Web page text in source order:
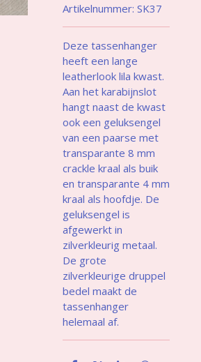
Artikelnummer: SK37
Deze tassenhanger
heeft een lange
leatherlook lila kwast.
Aan het karabijnslot
hangt naast de kwast
ook een geluksengel
van een paarse met
transparante 8 mm
crackle kraal als buik
en transparante 4 mm
kraal als hoofdje. De
geluksengel is
afgewerkt in
zilverkleurig metaal.
De grote
zilverkleurige druppel
bedel maakt de
tassenhanger
helemaal af.